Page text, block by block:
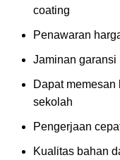
coating
Penawaran
Jaminan garansi
Dapat
sekolah
Pengerjaan
Kualitas bahan